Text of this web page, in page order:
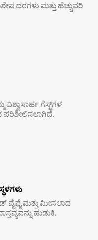
ದರಗಳು ಮತ್ತು ಹೆಚ್ಚುವರಿ
ವಿಶ್ವಾಸಾರ್ಹ ಗೆಸ್ಟ್‌ಗಳ
ವೈಫೈ ಮತ್ತು ಮೀಸಲಾದ
ಹುಡುಕಿ.